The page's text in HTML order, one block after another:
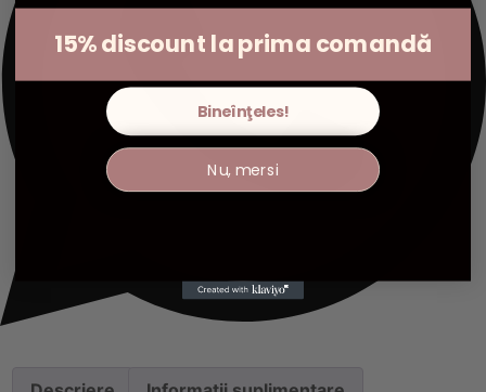
15% discount la prima comandă
Bineînţeles!
Nu, mersi